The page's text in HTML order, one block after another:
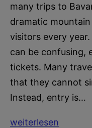
many trips to
dramatic
visitors every
can be confusing,
tickets. Many
that they cannot
Instead, entry is…
Neuschwanstein
weiterlesen